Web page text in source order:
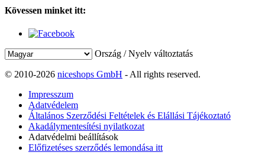
Kövessen minket itt:
Ország / Nyelv változtatás
© 2010-2026 niceshops GmbH - All rights reserved.
Impresszum
Adatvédelem
Általános Szerződési Feltételek és Elállási Tájékoztató
Akadálymentesítési nyilatkozat
Adatvédelmi beállítások
Előfizetéses szerződés lemondása itt